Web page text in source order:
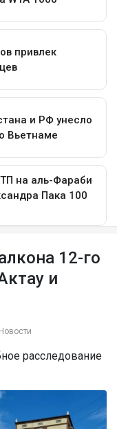
12-го
и
Новости
расследование